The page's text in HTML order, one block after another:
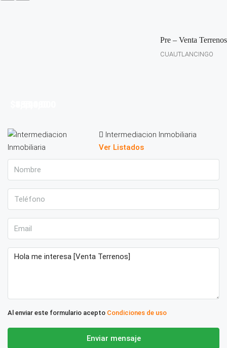
Pre – Venta Terrenos
CUAUTLANCINGO
Intermediacion Inmobiliaria
Ver Listados
Al enviar este formulario acepto Condiciones de uso
Enviar mensaje